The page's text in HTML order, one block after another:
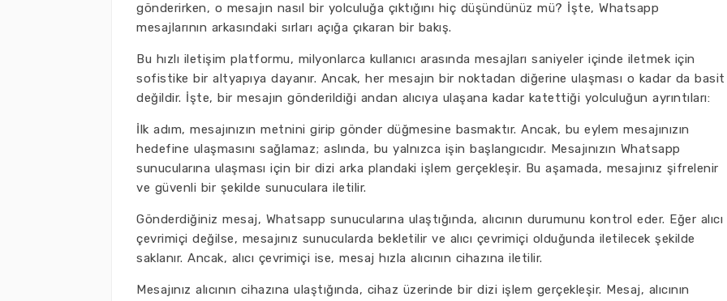
gönderirken, o mesajın nasıl bir yolculuğa çıktığını hiç düşündünüz mü? İşte, Whatsapp
mesajlarının arkasındaki sırları açığa çıkaran bir bakış.
Bu hızlı iletişim platformu, milyonlarca kullanıcı arasında mesajları saniyeler içinde iletmek için
sofistike bir altyapıya dayanır. Ancak, her mesajın bir noktadan diğerine ulaşması o kadar da basit
değildir. İşte, bir mesajın gönderildiği andan alıcıya ulaşana kadar katettiği yolculuğun ayrıntıları:
İlk adım, mesajınızın metnini girip gönder düğmesine basmaktır. Ancak, bu eylem mesajınızın
hedefine ulaşmasını sağlamaz; aslında, bu yalnızca işin başlangıcıdır. Mesajınızın Whatsapp
sunucularına ulaşması için bir dizi arka plandaki işlem gerçekleşir. Bu aşamada, mesajınız şifrelenir
ve güvenli bir şekilde sunuculara iletilir.
Gönderdiğiniz mesaj, Whatsapp sunucularına ulaştığında, alıcının durumunu kontrol eder. Eğer alıcı
çevrimiçi değilse, mesajınız sunucularda bekletilir ve alıcı çevrimiçi olduğunda iletilecek şekilde
saklanır. Ancak, alıcı çevrimiçi ise, mesaj hızla alıcının cihazına iletilir.
Mesajınız alıcının cihazına ulaştığında, cihaz üzerinde bir dizi işlem gerçekleşir. Mesaj, alıcının